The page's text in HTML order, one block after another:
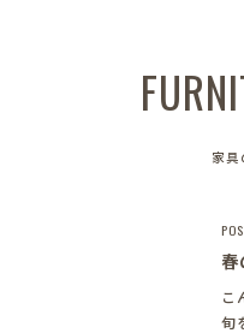
家具
春
こ
旬